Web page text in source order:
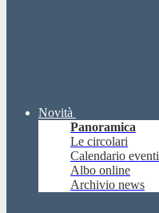
Novità
Panoramica
Le circolari
Calendario eventi
Albo online
Archivio news